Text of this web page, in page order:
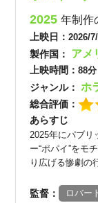
2025年制作
上映日：2026/
製作国： アメ
上映時間：88分
ジャンル：ホ
総合評価：
あらすじ
2025年にパブリ
ー“ポパイ”をモ
り広げる惨劇の
監督： ロバー